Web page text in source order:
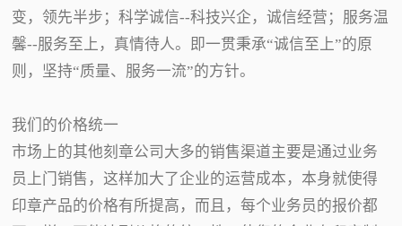
变，领先半步；科学诚信--科技兴企，诚信经营；服务温
馨--服务至上，真情待人。即一贯秉承“诚信至上”的原
则，坚持“质量、服务一流”的方针。
我们的价格统一
市场上的其他刻章公司大多的销售渠道主要是通过业务
员上门销售，这样加大了企业的运营成本，本身就使得
印章产品的价格有所提高，而且，每个业务员的报价都